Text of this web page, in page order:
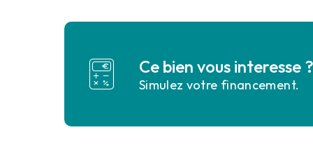
Ce bien vous interesse ?
Simulez votre financement.